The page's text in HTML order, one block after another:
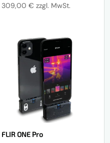
309,00€ zzgl. MwSt.
FLIR ONE Pro